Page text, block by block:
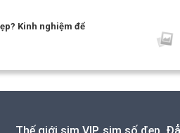
Kinh nghiệm để